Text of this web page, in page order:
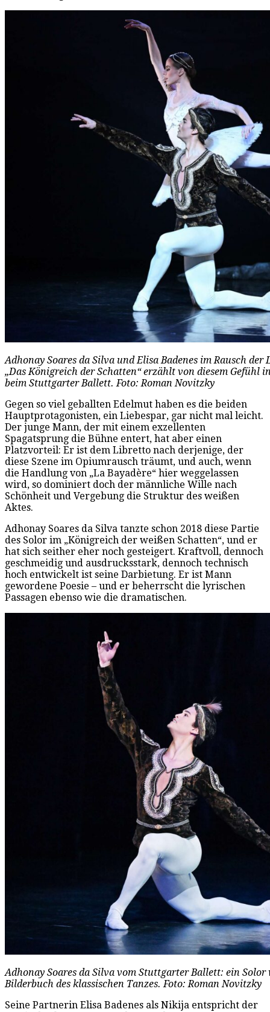
Adhonay Soares da Silva und Elisa Badenes im Rausch
„Das Königreich der Schatten“ erzählt von diesem Gefühl
beim Stuttgarter Ballett. Foto: Roman Novitzky
Gegen so viel geballten Edelmut haben es die beiden
Hauptprotagonisten, ein Liebespar, gar nicht mal leicht.
Der junge Mann, der mit einem exzellenten
Spagatsprung die Bühne entert, hat aber einen
Platzvorteil: Er ist dem Libretto nach derjenige, der
diese Szene im Opiumrausch träumt, und auch, wenn
die Handlung von „La Bayadère“ hier weggelassen
wird, so dominiert doch der männliche Wille nach
Schönheit und Vergebung die Struktur des weißen
Aktes.
Adhonay Soares da Silva tanzte schon 2018 diese Partie
des Solor im „Königreich der weißen Schatten“, und er
hat sich seither eher noch gesteigert. Kraftvoll, dennoch
geschmeidig und ausdrucksstark, dennoch technisch
hoch entwickelt ist seine Darbietung. Er ist Mann
gewordene Poesie – und er beherrscht die lyrischen
Passagen ebenso wie die dramatischen.
Adhonay Soares da Silva vom Stuttgarter Ballett: ein Solor
Bilderbuch des klassischen Tanzes. Foto: Roman Novitzky
Seine Partnerin Elisa Badenes als Nikija entspricht der